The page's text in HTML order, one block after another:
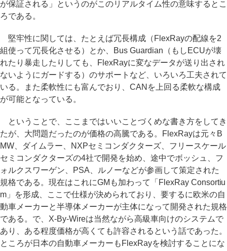
が保証される」というのがこのリアルタイム性の意味するとこ
ろである。
堅牢性に関しては、たとえば冗長構成（FlexRayの配線を2
組使って冗長化させる）とか、Bus Guardian（もしECUが壊
れたり暴走したりしても、FlexRayに変なデータが送り出され
ないようにガードする）のサポートなど、いろいろ工夫されて
いる。また柔軟性にも富んでおり、CANを上回る柔軟な構成
が可能となっている。
ということで、ここまではいいことづくめな書き方をしてき
たが、大問題だったのが価格の高騰である。FlexRayは元々B
MW、ダイムラー、NXPセミコンダクターズ、フリースケール
セミコンダクターズの4社で開発を始め、途中でボッシュ、フ
ォルクスワーゲン、PSA、ルノーなどが参画して策定された
規格である。現在はこれにGMも加わって「FlexRay Consortiu
m」を形成、ここで仕様が決められており、要するに欧米の自
動車メーカーと半導体メーカーが主体になって開発された規格
である。で、X-By-Wireは当然ながら高級車向けのシステムで
あり、ある程度価格が高くても許容されるという話であった。
ところが日本の自動車メーカーもFlexRayを検討することにな